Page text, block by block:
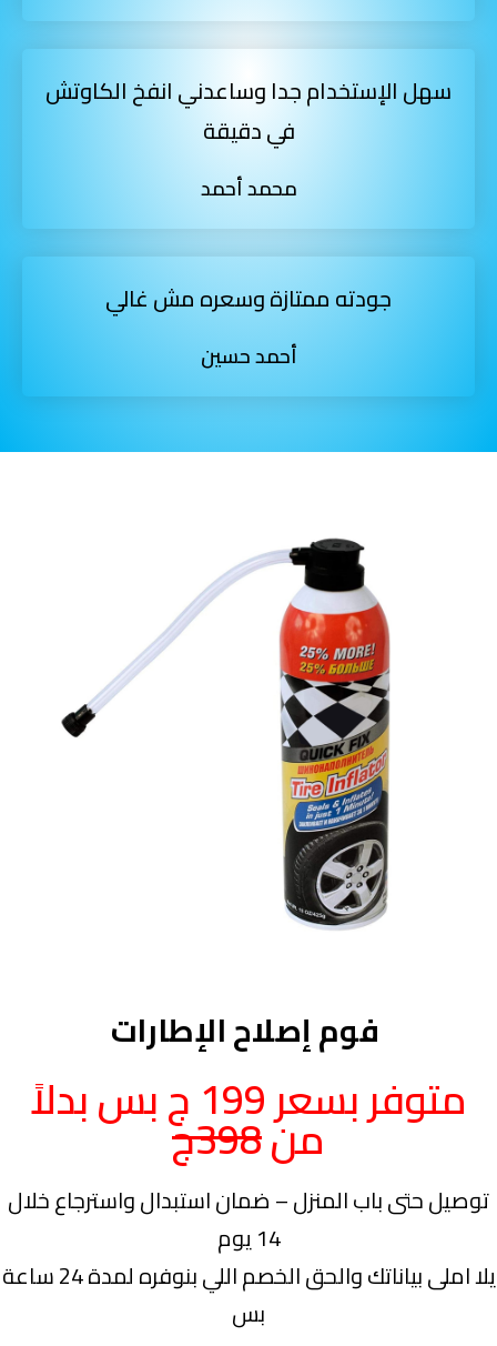
سهل الإستخدام جدا وساعدني انفخ الكاوتش
في دقيقة
محمد أحمد
جودته ممتازة وسعره مش غالي
أحمد حسين
متوفر بسعر 199 ج بس بدلاً
من398ج
توصيل حتى باب المنزل – ضمان استبدال واسترجاع خلال
14 يوم
يلا املى بياناتك والحق الخصم اللي بنوفره لمدة 24 ساعة
بس